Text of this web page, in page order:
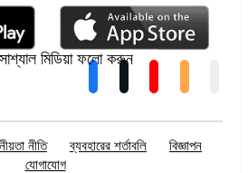
মিডিয়া ফলো করুন
নীতি ব্যবহারের শর্তাবলি
বিজ্ঞাপন
যোগাযোগ